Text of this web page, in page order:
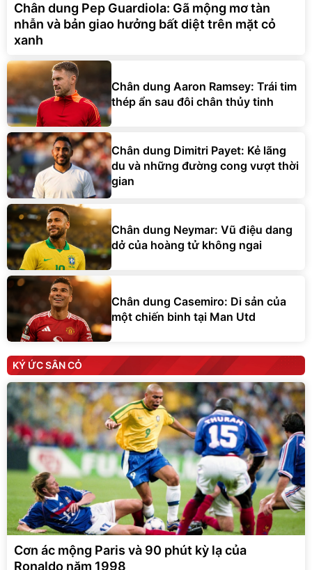
Chân dung Pep Guardiola: Gã mộng mơ tàn
nhẫn và bản giao hưởng bất diệt trên mặt cỏ
xanh
Chân dung Aaron Ramsey: Trái tim
thép ẩn sau đôi chân thủy tinh
Chân dung Dimitri Payet: Kẻ lãng
du và những đường cong vượt thời
gian
Chân dung Neymar: Vũ điệu dang
dở của hoàng tử không ngai
Chân dung Casemiro: Di sản của
một chiến binh tại Man Utd
KÝ ỨC SÂN CỎ
Cơn ác mộng Paris và 90 phút kỳ lạ của
Ronaldo năm 1998